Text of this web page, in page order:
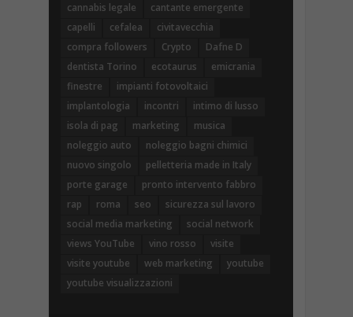
cannabis legale
cantante emergente
capelli
cefalea
civitavecchia
compra followers
Crypto
Dafne D
dentista Torino
ecotaurus
emicrania
finestre
impianti fotovoltaici
implantologia
incontri
intimo di lusso
isola di pag
marketing
musica
noleggio auto
noleggio bagni chimici
nuovo singolo
pelletteria made in Italy
porte garage
pronto intervento fabbro
rap
roma seo
sicurezza sul lavoro
social media marketing
social network
views YouTube
vino rosso
visite
visite youtube
web marketing
youtube
youtube visualizzazioni